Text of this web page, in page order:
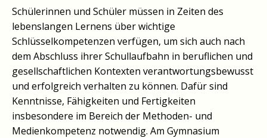
Schülerinnen und Schüler müssen in Zeiten des
lebenslangen Lernens über wichtige
Schlüsselkompetenzen verfügen, um sich auch nach
dem Abschluss ihrer Schullaufbahn in beruflichen und
gesellschaftlichen Kontexten verantwortungsbewusst
und erfolgreich verhalten zu können. Dafür sind
Kenntnisse, Fähigkeiten und Fertigkeiten
insbesondere im Bereich der Methoden- und
Medienkompetenz notwendig. Am Gymnasium